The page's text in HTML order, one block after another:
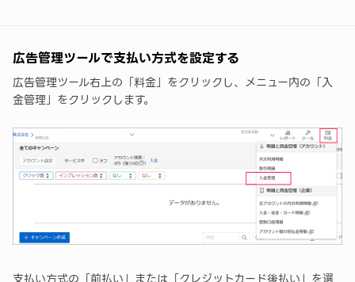
広告管理ツールで支払い方式を設定する
広告管理ツール右上の「料金」をクリックし、メニュー内の「入
金管理」をクリックします。